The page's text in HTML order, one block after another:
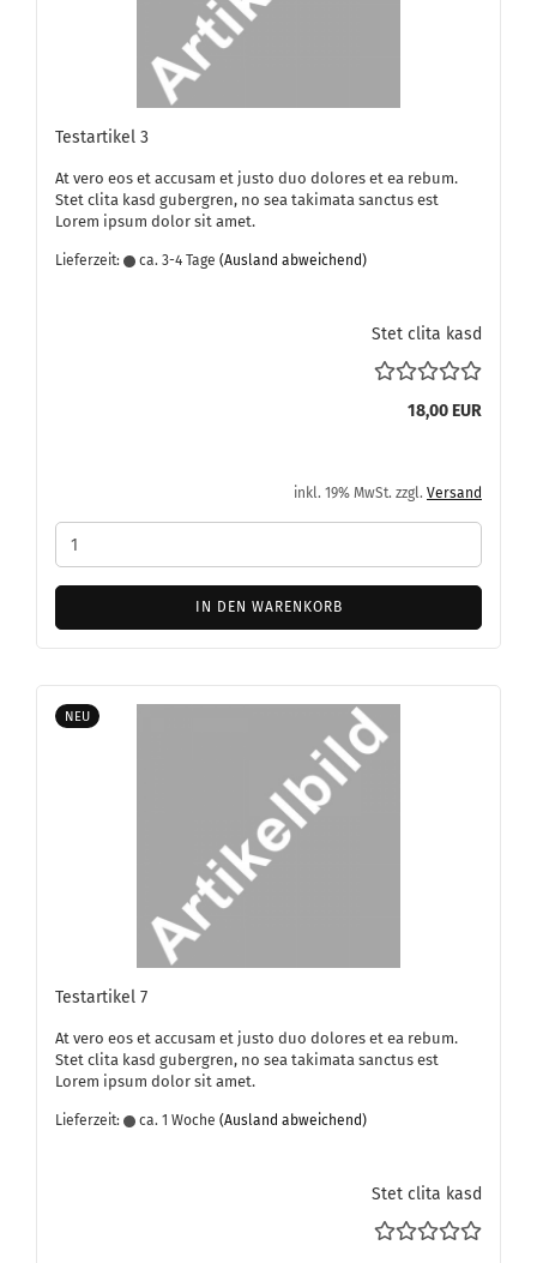
Te­st­ar­ti­kel 3
At vero eos et ac­cu­sam et justo duo do­lo­res et ea rebum.
Stet clita kasd gu­ber­gren, no sea ta­ki­ma­ta sanc­tus est
Lorem ipsum dolor sit amet.
Lieferzeit: ca. 3-4 Tage (Ausland abweichend)
Stet clita kasd
18,00 EUR
inkl. 19% MwSt. zzgl. Versand
IN DEN WARENKORB
NEU
Te­st­ar­ti­kel 7
At vero eos et ac­cu­sam et justo duo do­lo­res et ea rebum.
Stet clita kasd gu­ber­gren, no sea ta­ki­ma­ta sanc­tus est
Lorem ipsum dolor sit amet.
Lieferzeit: ca. 1 Woche (Ausland abweichend)
Stet clita kasd